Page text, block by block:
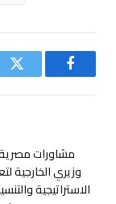
فيسبوك
مشاورات مصرية
وزيري الخارجية
الاستراتيجية